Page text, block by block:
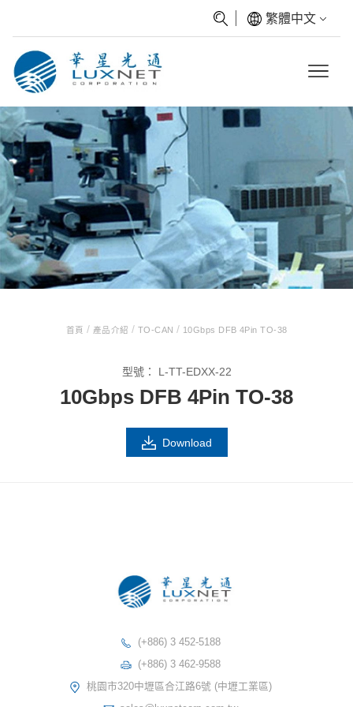
繁體中文
首頁 / 產品介紹/ TO-CAN/ 10Gbps DFB 4Pin TO-38
型號： L-TT-EDXX-22
10Gbps DFB 4Pin TO-38
Download
(+886) 3 452-5188
(+886) 3 462-9588
桃園市320中壢區合江路6號 (中壢工業區)